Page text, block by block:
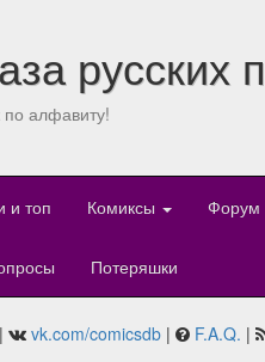
русских
по алфавиту!
и топ Комиксы Форум
Потеряшки
| vk.com/comicsdb | F.A.Q. |